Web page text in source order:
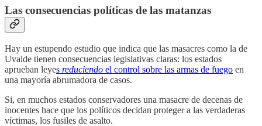
Las consecuencias políticas de las matanzas
Hay un estupendo estudio que indica que las masacres como la de
Uvalde tienen consecuencias legislativas claras: los estados
aprueban leyes reduciendo el control sobre las armas de fuego en
una mayoría abrumadora de casos.
Si, en muchos estados conservadores una masacre de decenas de
inocentes hace que los políticos decidan proteger a las verdaderas
víctimas, los fusiles de asalto.